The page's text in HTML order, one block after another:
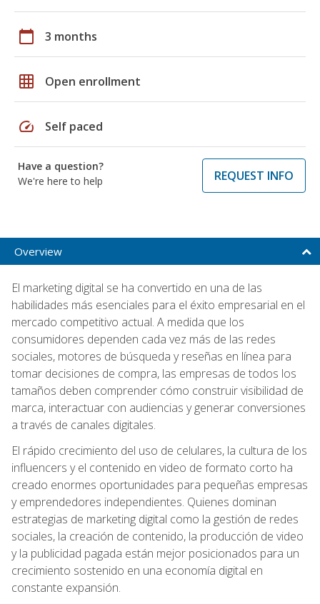
calendar_today 3 months
grid_on Open enrollment
speed Self paced
Have a question?
We're here to help
REQUEST INFO
Overview
El marketing digital se ha convertido en una de las
habilidades más esenciales para el éxito empresarial en el
mercado competitivo actual. A medida que los
consumidores dependen cada vez más de las redes
sociales, motores de búsqueda y reseñas en línea para
tomar decisiones de compra, las empresas de todos los
tamaños deben comprender cómo construir visibilidad de
marca, interactuar con audiencias y generar conversiones
a través de canales digitales.
El rápido crecimiento del uso de celulares, la cultura de los
influencers y el contenido en video de formato corto ha
creado enormes oportunidades para pequeñas empresas
y emprendedores independientes. Quienes dominan
estrategias de marketing digital como la gestión de redes
sociales, la creación de contenido, la producción de video
y la publicidad pagada están mejor posicionados para un
crecimiento sostenido en una economía digital en
constante expansión.